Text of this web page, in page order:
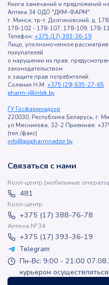
Книга замечаний и предложений
Аптека 34 ОДО "ДКМ-ФАРМ"
г. Минск, тр-т. Долгиновский, д.
178-102 - 178-107, 178-109, 178-
Телефон: +375 (17) 393-36-19
Лицо, уполномоченное
покупателей
о нарушении их прав,
законодательством
о защите прав потребителей:
Соленик Н.М. +375 (29) 635-27-65
pharm-i@inlek.by
ГУ Госфармнадзор
220030, Республика Беларусь, г.
ул.Мясникова, 32-2 Приемная:
(тел./факс)
info@gospharmnadzor.by
Связаться с нами
Колл-центр (мобильные
481
Колл-центр
+375 (17) 388-76-78
Аптека №34
+375 (17) 393-36-19
Telegram
Пн-Вс: 9:00 - 21:00
курьером